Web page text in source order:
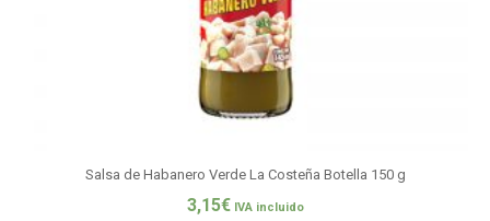
Salsa de Habanero Verde La Costeña Botella 150 g
3,15€ IVA incluido